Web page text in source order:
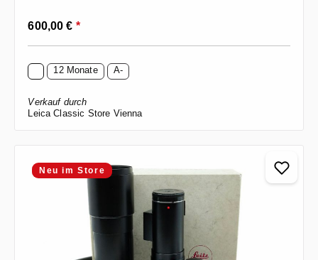
Regulärer Preis:
600,00 € *
12 Monate A-
Verkauf durch
Leica Classic Store Vienna
Neu im Store